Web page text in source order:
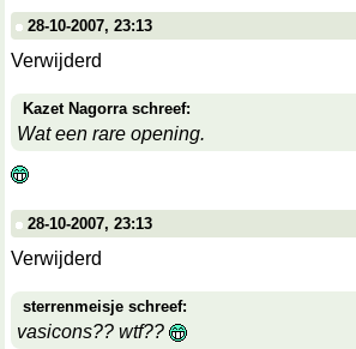
28-10-2007, 23:13
Verwijderd
Kazet Nagorra schreef:
Wat een rare opening.
28-10-2007, 23:13
Verwijderd
sterrenmeisje schreef:
vasicons?? wtf??